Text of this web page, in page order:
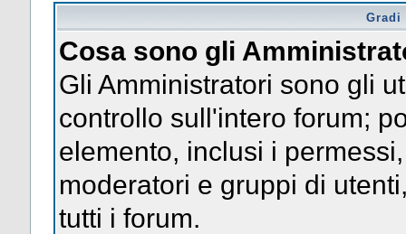
Gradi
Cosa sono gli
Gli Amministratori sono gli
controllo sull'intero forum;
elemento, inclusi i
moderatori e gruppi di
tutti i forum.